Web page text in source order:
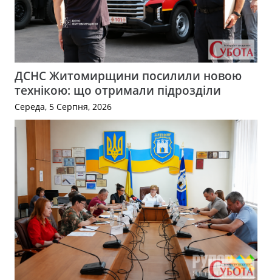
ДСНС Житомирщини посилили новою
технікою: що отримали підрозділи
Середа, 5 Серпня, 2026